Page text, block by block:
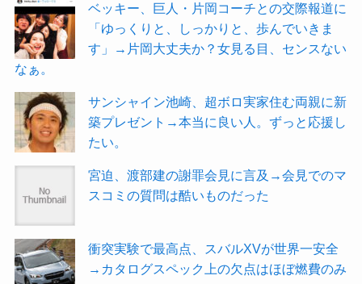
ベッキー、巨人・片岡コーチとの交際報道に
「ゆっくりと、しっかりと、歩んでいきま
す」→片岡大丈夫か？女見る目、センスない
なぁ。
サンシャイン池崎、超ボロ実家住む両親に新
築プレゼント→本当に良い人。ずっと応援し
たい。
宮迫、渡部建の謝罪会見に言及→会見でのマ
スコミの質問は酷いものだった
衝突実験で最高点、スバルXVが世界一安全
→カタログスペック上の欠点はほぼ燃費のみ